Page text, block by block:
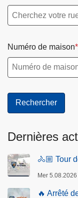
Numéro de maison
Dernières
🚴🏼 Tour
Mer
🔥 Arrêté